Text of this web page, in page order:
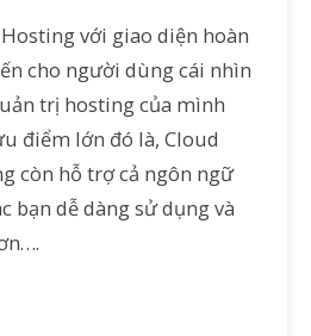
với giao diện hoàn
cho người dùng cái nhìn
trị hosting của mình
điểm lớn đó là, Cloud
còn hỗ trợ cả ngôn ngữ
bạn dễ dàng sử dụng và